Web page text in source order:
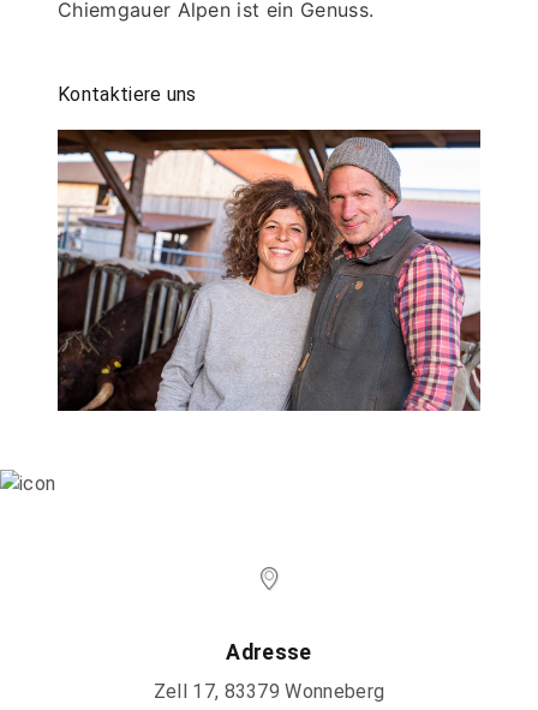
Chiemgauer Alpen ist ein Genuss.
Kontaktiere uns
Adresse
Zell 17, 83379 Wonneberg